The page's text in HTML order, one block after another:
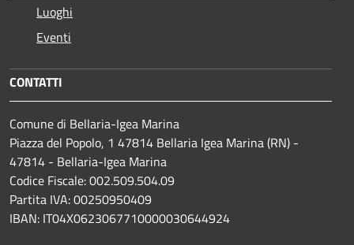
Luoghi
Eventi
CONTATTI
Comune di Bellaria-Igea Marina
Piazza del Popolo, 1 47814 Bellaria Igea Marina (RN) -
47814 - Bellaria-Igea Marina
Codice Fiscale: 002.509.504.09
Partita IVA: 00250950409
IBAN: IT04X0623067710000030644924